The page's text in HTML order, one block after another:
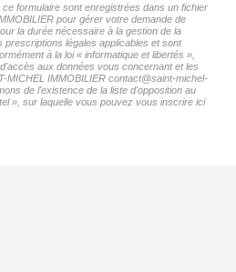
formulaire sont enregistrées dans un fichier
pour gérer votre demande de
la durée nécessaire à la gestion de la
prescriptions légales applicables et sont
à la loi « informatique et libertés »,
aux données vous concernant et les
MICHEL IMMOBILIER contact@saint-michel-
de l'existence de la liste d'opposition au
», sur laquelle vous pouvez vous inscrire ici